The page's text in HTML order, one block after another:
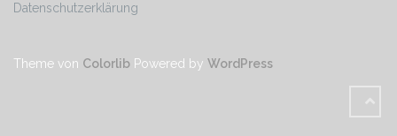
Datenschutzerklärung
Theme von Colorlib Powered by WordPress